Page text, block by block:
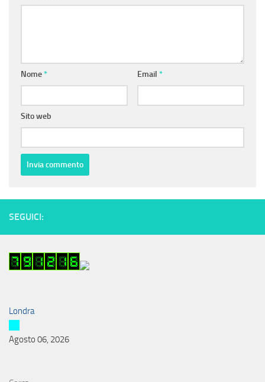
Nome* Email *
Sito web
SEGUICI:
Londra
Agosto 06, 2026